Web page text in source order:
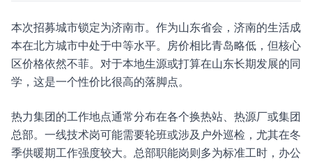
本次招募城市锁定为济南市。作为山东省会，济南的生活成
本在北方城市中处于中等水平。房价相比青岛略低，但核心
区价格依然不菲。对于本地生源或打算在山东长期发展的同
学，这是一个性价比很高的落脚点。
热力集团的工作地点通常分布在各个换热站、热源厂或集团
总部。一线技术岗可能需要轮班或涉及户外巡检，尤其在冬
季供暖期工作强度较大。总部职能岗则多为标准工时，办公